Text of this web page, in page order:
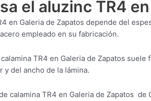
el aluzinc TR4
en Galeria de Zapatos depende del
empleado en su fabricación.
TR4 en Galeria de Zapatos
del ancho de la lámina.
calamina TR4 en Galeria de Zapatos